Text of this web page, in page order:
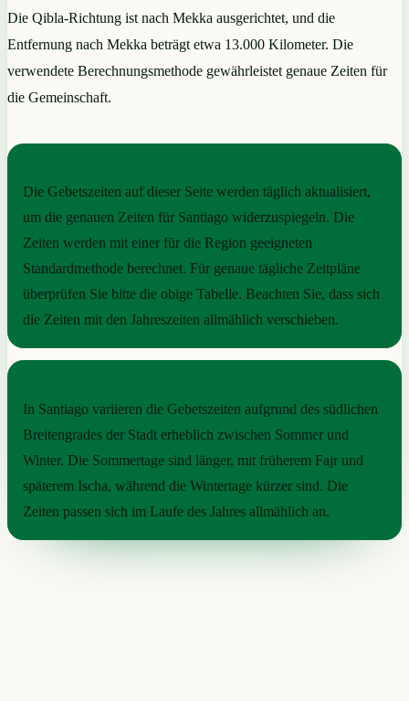
Die Qibla-Richtung ist nach Mekka ausgerichtet, und die
Entfernung nach Mekka beträgt etwa 13.000 Kilometer. Die
verwendete Berechnungsmethode gewährleistet genaue Zeiten für
die Gemeinschaft.
Die Gebetszeiten auf dieser Seite werden täglich aktualisiert,
um die genauen Zeiten für Santiago widerzuspiegeln. Die
Zeiten werden mit einer für die Region geeigneten
Standardmethode berechnet. Für genaue tägliche Zeitpläne
überprüfen Sie bitte die obige Tabelle. Beachten Sie, dass sich
die Zeiten mit den Jahreszeiten allmählich verschieben.
In Santiago variieren die Gebetszeiten aufgrund des südlichen
Breitengrades der Stadt erheblich zwischen Sommer und
Winter. Die Sommertage sind länger, mit früherem Fajr und
späterem Ischa, während die Wintertage kürzer sind. Die
Zeiten passen sich im Laufe des Jahres allmählich an.